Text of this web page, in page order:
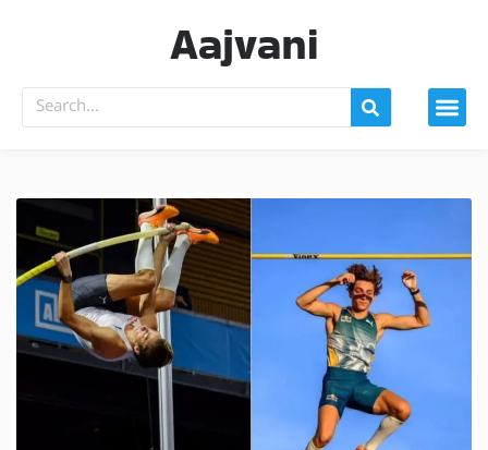
Aajvani